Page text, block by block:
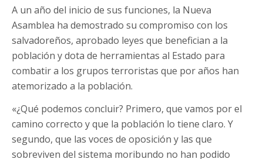
A un año del inicio de sus funciones, la Nueva
Asamblea ha demostrado su compromiso con los
salvadoreños, aprobado leyes que benefician a la
población y dota de herramientas al Estado para
combatir a los grupos terroristas que por años han
atemorizado a la población.
«¿Qué podemos concluir? Primero, que vamos por el
camino correcto y que la población lo tiene claro. Y
segundo, que las voces de oposición y las que
sobreviven del sistema moribundo no han podido